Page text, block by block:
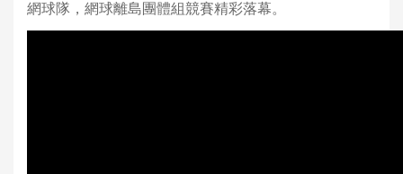
網球隊，網球離島團體組競賽精彩落幕。